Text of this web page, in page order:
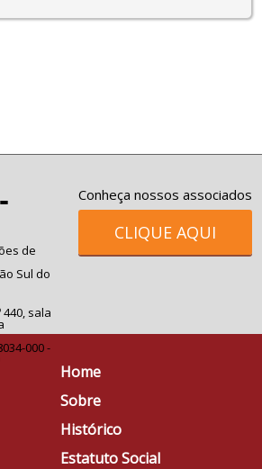
de
Sul do
sala
000 -
Conheça nossos associados
CLIQUE AQUI
Home
Sobre
Histórico
Estatuto Social